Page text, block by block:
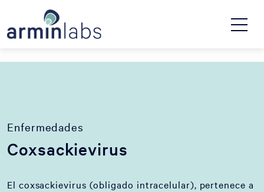
Enfermedades
Coxsackievirus
El coxsackievirus (obligado intracelular), pertenece a